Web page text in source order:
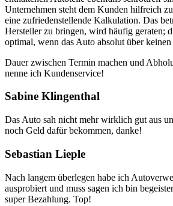
Unternehmen steht dem Kunden hilfreich
eine zufriedenstellende Kalkulation. Das
Hersteller zu bringen, wird häufig geraten;
optimal, wenn das Auto absolut über
Dauer zwischen Termin machen und
nenne ich Kundenservice!
Sabine Klingenthal
Das Auto sah nicht mehr wirklich gut aus
noch Geld dafür bekommen, danke!
Sebastian Lieple
Nach langem überlegen habe ich
ausprobiert und muss sagen ich bin
super Bezahlung. Top!